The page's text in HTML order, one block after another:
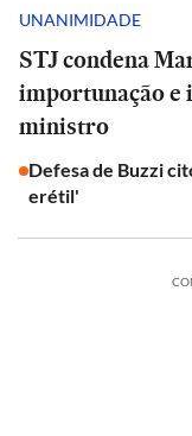
UNANIMIDADE
STJ condena
importunação e
ministro
Defesa de Buzzi
erétil'